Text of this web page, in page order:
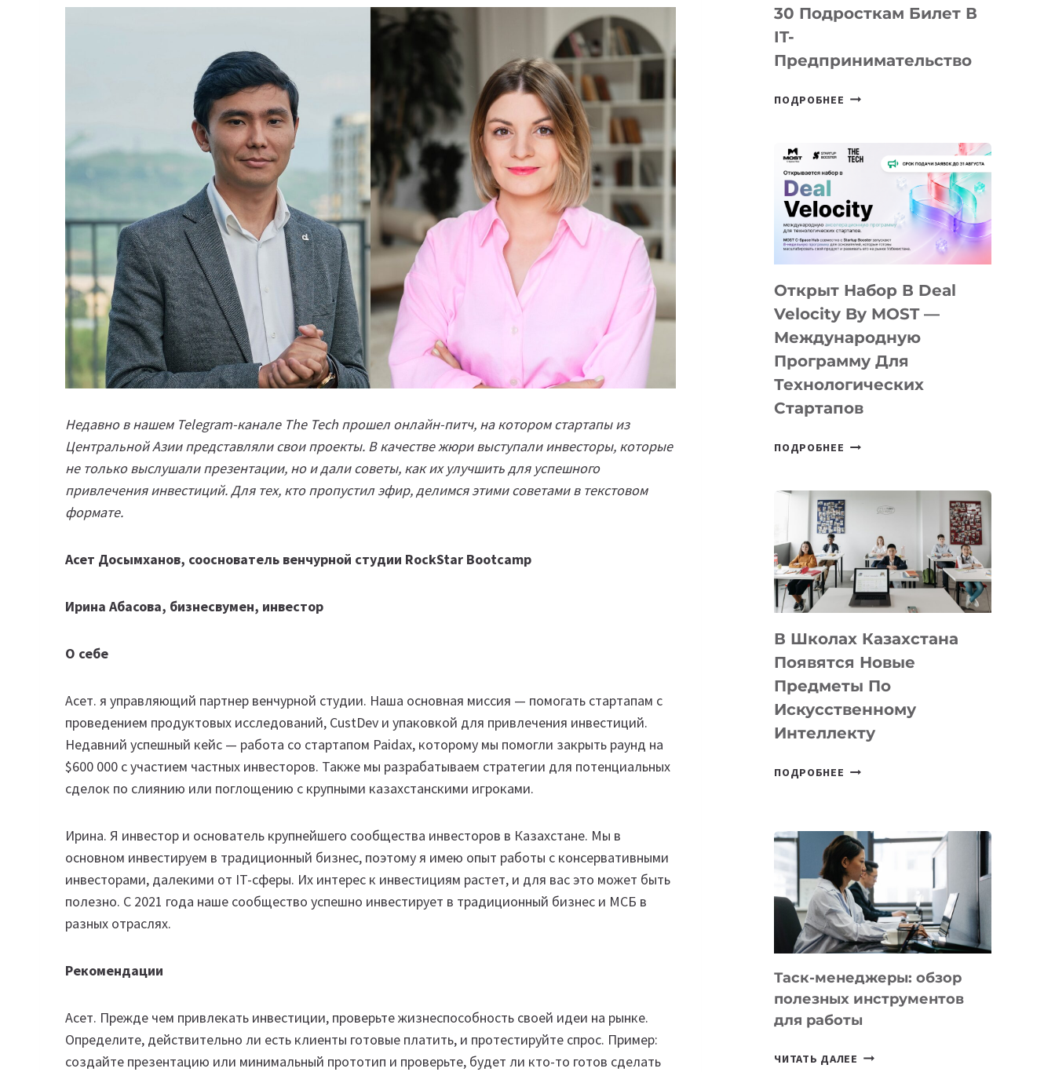
Недавно в нашем Telegram-канале The Tech прошел онлайн-питч, на котором стартапы из
Центральной Азии представляли свои проекты. В качестве жюри выступали инвесторы, которые
не только выслушали презентации, но и дали советы, как их улучшить для успешного
привлечения инвестиций. Для тех, кто пропустил эфир, делимся этими советами в текстовом
формате.
Асет Досымханов, сооснователь венчурной студии RockStar Bootcamp
Ирина Абасова, бизнесвумен, инвестор
О себе
Асет. я управляющий партнер венчурной студии. Наша основная миссия — помогать стартапам с
проведением продуктовых исследований, CustDev и упаковкой для привлечения инвестиций.
Недавний успешный кейс — работа со стартапом Paidax, которому мы помогли закрыть раунд на
$600 000 с участием частных инвесторов. Также мы разрабатываем стратегии для потенциальных
сделок по слиянию или поглощению с крупными казахстанскими игроками.
Ирина. Я инвестор и основатель крупнейшего сообщества инвесторов в Казахстане. Мы в
основном инвестируем в традиционный бизнес, поэтому я имею опыт работы с консервативными
инвесторами, далекими от IT-сферы. Их интерес к инвестициям растет, и для вас это может быть
полезно. С 2021 года наше сообщество успешно инвестирует в традиционный бизнес и МСБ в
разных отраслях.
Рекомендации
Асет. Прежде чем привлекать инвестиции, проверьте жизнеспособность своей идеи на рынке.
Определите, действительно ли есть клиенты готовые платить, и протестируйте спрос. Пример:
создайте презентацию или минимальный прототип и проверьте, будет ли кто-то готов сделать
30 Подросткам Билет В
IT-
Предпринимательство
ПОДРОБНЕЕ ОТ
АЛМАТЫ:
YOUTH
CAMP
ДАЛ
ПОДРОСТКАМ
БИЛЕТ
IT-
ПРЕДПРИНИМАТЕЛЬСТВО
Открыт Набор В Deal
Velocity By MOST —
Международную
Программу Для
Технологических
Стартапов
ПОДРОБНЕЕ ОТКРЫТ
DEAL
VELOCITY
MOST
—
МЕЖДУНАРОДНУЮ
ДЛЯ
ТЕХНОЛОГИЧЕСКИХ
СТАРТАПОВ
В Школах Казахстана
Появятся Новые
Предметы По
Искусственному
Интеллекту
ПОДРОБНЕЕ
НОВЫЕ
ПРЕДМЕТЫ
ПО
ИСКУССТВЕННОМУ
ИНТЕЛЛЕКТУ
Таск-менеджеры: обзор
полезных инструментов
для работы
ЧИТАТЬ ДАЛЕЕ ТАСК-